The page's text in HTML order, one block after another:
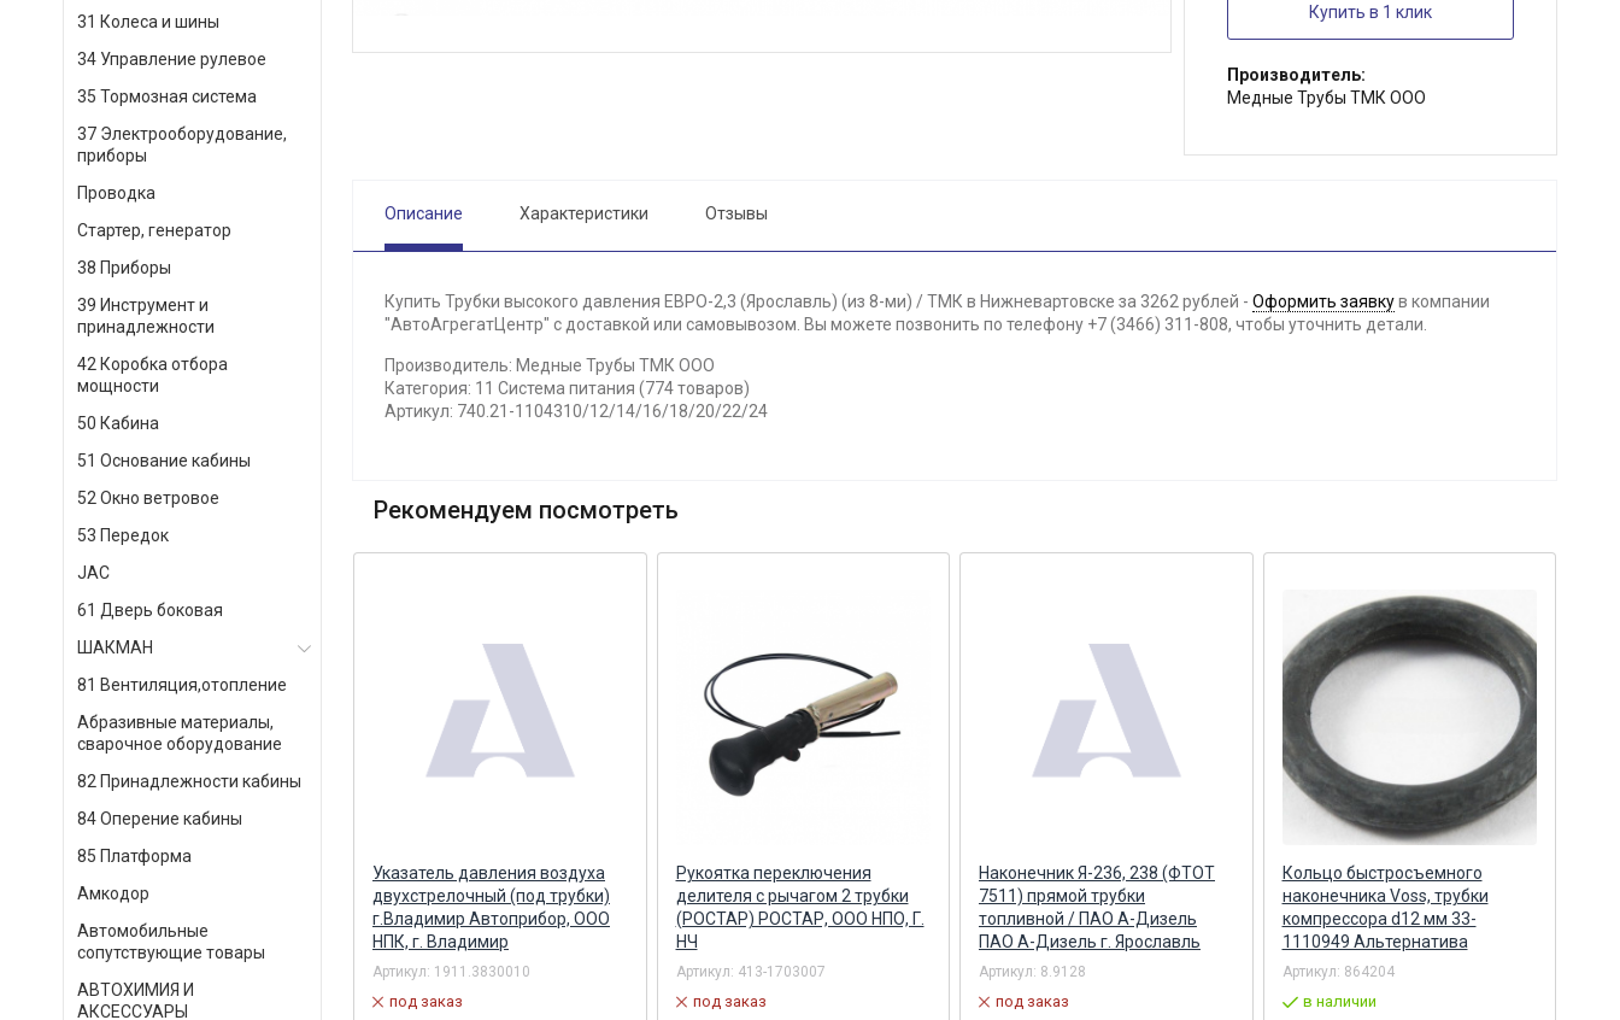
31 Колеса и шины
34 Управление рулевое
35 Тормозная система
37 Электрооборудование,
приборы
Проводка
Стартер, генератор
38 Приборы
39 Инструмент и
принадлежности
42 Коробка отбора
мощности
50 Кабина
51 Основание кабины
52 Окно ветровое
53 Передок
JAC
61 Дверь боковая
ШАКМАН
81 Вентиляция,отопление
Абразивные материалы,
сварочное оборудование
82 Принадлежности кабины
84 Оперение кабины
85 Платформа
Амкодор
Автомобильные
сопутствующие товары
АВТОХИМИЯ И
АКСЕССУАРЫ
Купить в 1 клик
Производитель:
Медные Трубы ТМК ООО
Описание Характеристики Отзывы
Купить Трубки высокого давления ЕВРО-2,3 (Ярославль) (из 8-ми) / ТМК в Нижневартовске за 3262 рублей - Оформить заявкув компании
"АвтоАгрегатЦентр" с доставкой или самовывозом. Вы можете позвонить по телефону +7 (3466) 311-808, чтобы уточнить детали.
Производитель: Медные Трубы ТМК ООО
Категория: 11 Система питания (774 товаров)
Артикул: 740.21-1104310/12/14/16/18/20/22/24
Рекомендуем посмотреть
Р/к 1-но цилиндрового
компрессора (2 трубки)
Альтернатива
в наличии
Указатель давления воздуха
двухстрелочный (под трубки)
г.Владимир Автоприбор, ООО
НПК, г. Владимир
Артикул: 1911.3830010
под заказ
Рукоятка переключения
делителя с рычагом 2 трубки
(РОСТАР) РОСТАР, ООО НПО, Г.
НЧ
Артикул: 413-1703007
под заказ
Наконечник Я-236, 238 (ФТОТ
7511) прямой трубки
топливной / ПАО А-Дизель
ПАО А-Дизель г. Ярославль
Артикул: 8.9128
под заказ
Кольцо быстросъемного
наконечника Voss, трубки
компрессора d12 мм 33-
1110949 Альтернатива
Артикул: 864204
в наличии